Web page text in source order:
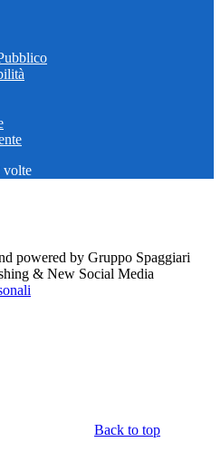
volte
powered by Gruppo Spaggiari
& New Social Media
Back to top